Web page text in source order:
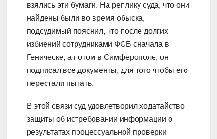
взялись эти бумаги. На реплику суда, что они
найдены были во время обыска,
подсудимый пояснил, что после долгих
избиений сотрудниками ФСБ сначала в
Геническе, а потом в Симферополе, он
подписал все документы, для того чтобы его
перестали пытать.
В этой связи суд удовлетворил ходатайство
защиты об истребовании информации о
результатах процессуальной проверки